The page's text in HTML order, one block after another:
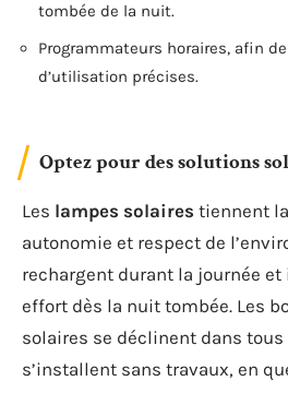
tombée de la nuit.
Programmateurs horaires, afin
d’utilisation précises.
Optez pour des solutions
Les lampes solaires tiennent
autonomie et respect de
rechargent durant la journée
effort dès la nuit tombée. Les
solaires se déclinent dans
s’installent sans travaux, en